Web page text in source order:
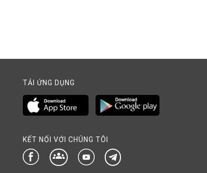
TẢI ỨNG DỤNG
KẾT NỐI VỚI CHÚNG TÔI
groups